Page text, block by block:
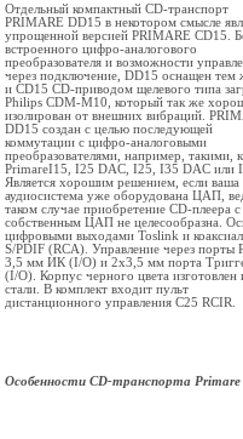
Отдельный компактный CD-транспорт
PRIMARE DD15 в некотором смысле
упрощенной версией PRIMARE CD15.
встроенного цифро-аналогового
преобразователя и возможности
через подключение, DD15 оснащен тем
и CD15 CD-приводом щелевого типа
Philips CDM-M10, который так же
изолирован от внешних вибраций.
DD15 создан с целью последующей
коммутации с цифро-аналоговыми
преобразователями, например, такими,
PrimareI15, I25 DAC, I25, I35 DAC или
Является хорошим решением, если ваша
аудиосистема уже оборудована ЦАП,
таком случае приобретение CD-плеера с
собственным ЦАП не целесообразна.
цифровыми выходами Toslink и
S/PDIF (RCA). Управление через порты
3,5 мм ИК (I/O) и 2х3,5 мм порта
(I/O). Корпус черного цвета изготовлен
стали. В комплект входит пульт
дистанционного управления C25 RCIR.
Особенности CD-транспорта